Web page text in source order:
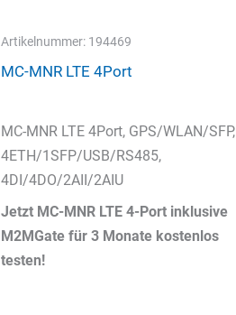
Artikelnummer: 194469
MC-MNR LTE 4Port
MC-MNR LTE 4Port, GPS/WLAN/SFP,
4ETH/1SFP/USB/RS485,
4DI/4DO/2AII/2AIU
Jetzt MC-MNR LTE 4-Port inklusive
M2MGate für 3 Monate kostenlos
testen!